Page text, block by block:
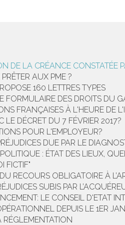
DE LA CRÉANCE CONSTATÉE
AUX PME ?
160 LETTRES TYPES
FORMULAIRE DES DROITS DU
FRANÇAISES À L'HEURE DE
LE DÉCRET DU 7 FÉVRIER 2017?
POUR L'EMPLOYEUR?
DUE PAR LE
: ÉTAT DES LIEUX,
FICTIF"
RECOURS OBLIGATOIRE À
SUBIS PAR
LE CONSEIL D'ETAT
DEPUIS LE 1ER
RÉGLEMENTATION